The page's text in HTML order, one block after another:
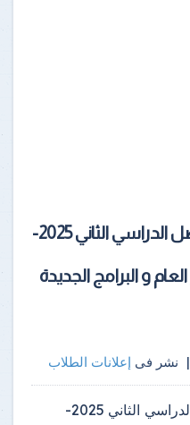
إعلان جداول امتحانات الفصل الدراسي الثاني 2025-
و البرامج الجديدة
| نشر فى إعلانات الطلاب
إعلان جداول امتحانات الفصل الدراسي الثاني 2025-